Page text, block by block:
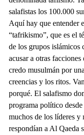
salafistas los 100.000
Aquí hay que entender
“tafrikismo”, que es el
de los grupos islámicos
acusar a otras facciones
credo musulmán por
creencias y los ritos.
porqué. El salafismo
programa político desde
muchos de los líderes y
respondían a Al Qaeda